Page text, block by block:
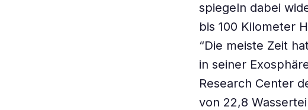
spiegeln dabei
bis 100 Kilometer
“Die meiste Zeit
in seiner
Research Center
von 22,8